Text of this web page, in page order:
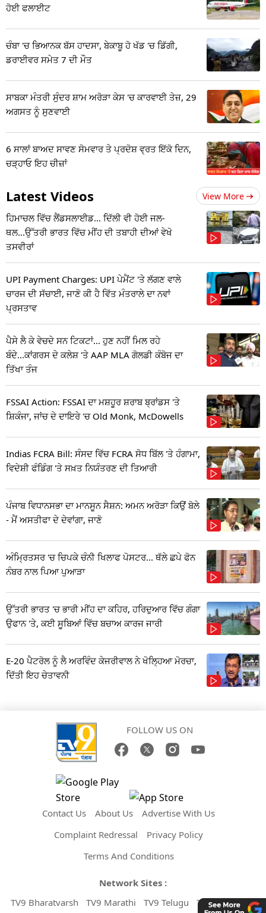
ਹੋਈ ਫਲਾਈਟ
ਚੰਬਾ 'ਚ ਭਿਆਨਕ ਬੱਸ ਹਾਦਸਾ, ਬੇਕਾਬੂ ਹੋ ਖੱਡ 'ਚ ਡਿੱਗੀ,
ਡਰਾਈਵਰ ਸਮੇਤ 7 ਦੀ ਮੌਤ
ਸਾਬਕਾ ਮੰਤਰੀ ਸੁੰਦਰ ਸ਼ਾਮ ਅਰੋੜਾ ਕੇਸ 'ਚ ਕਾਰਵਾਈ ਤੇਜ਼, 29
ਅਗਸਤ ਨੂੰ ਸੁਣਵਾਈ
6 ਸਾਲਾਂ ਬਾਅਦ ਸਾਵਣ ਸੋਮਵਾਰ ਤੇ ਪ੍ਰਦੋਸ਼ ਵ੍ਰਤ ਇੱਕੋ ਦਿਨ,
ਚੜ੍ਹਾਓ ਇਹ ਚੀਜ਼ਾਂ
Latest Videos View More
ਹਿਮਾਚਲ ਵਿੱਚ ਲੈਂਡਸਲਾਈਡ... ਦਿੱਲੀ ਵੀ ਹੋਈ ਜਲ-
ਥਲ...ਉੱਤਰੀ ਭਾਰਤ ਵਿੱਚ ਮੀਂਹ ਦੀ ਤਬਾਹੀ ਦੀਆਂ ਵੇਖੋ
ਤਸਵੀਰਾਂ
UPI Payment Charges: UPI ਪੇਮੈਂਟ 'ਤੇ ਲੱਗਣ ਵਾਲੇ
ਚਾਰਜ ਦੀ ਸੱਚਾਈ, ਜਾਣੋ ਕੀ ਹੈ ਵਿੱਤ ਮੰਤਰਾਲੇ ਦਾ ਨਵਾਂ
ਪ੍ਰਸਤਾਵ
ਪੈਸੇ ਲੈ ਕੇ ਵੇਚਦੇ ਸਨ ਟਿਕਟਾਂ... ਹੁਣ ਨਹੀਂ ਮਿਲ ਰਹੇ
ਬੰਦੇ...ਕਾਂਗਰਸ ਦੇ ਕਲੇਸ਼ 'ਤੇ AAP MLA ਗੋਲਡੀ ਕੰਬੋਜ ਦਾ
ਤਿੱਖਾ ਤੰਜ
FSSAI Action: FSSAI ਦਾ ਮਸ਼ਹੂਰ ਸ਼ਰਾਬ ਬ੍ਰਾਂਡਸ 'ਤੇ
ਸ਼ਿਕੰਜਾ, ਜਾਂਚ ਦੇ ਦਾਇਰੇ 'ਚ Old Monk, McDowells
Indias FCRA Bill: ਸੰਸਦ ਵਿੱਚ FCRA ਸੋਧ ਬਿੱਲ 'ਤੇ ਹੰਗਾਮਾ,
ਵਿਦੇਸ਼ੀ ਫੰਡਿੰਗ 'ਤੇ ਸਖ਼ਤ ਨਿਯੰਤਰਣ ਦੀ ਤਿਆਰੀ
ਪੰਜਾਬ ਵਿਧਾਨਸਭਾ ਦਾ ਮਾਨਸੂਨ ਸੈਸ਼ਨ: ਅਮਨ ਅਰੋੜਾ ਕਿਉਂ ਬੋਲੇ
- ਮੈਂ ਅਸਤੀਫਾ ਦੇ ਦੇਵਾਂਗਾ, ਜਾਣੋ
ਅੰਮ੍ਰਿਤਸਰ 'ਚ ਚਿਪਕੇ ਚੰਨੀ ਖਿਲਾਫ ਪੋਸਟਰ... ਥੱਲੇ ਛਪੇ ਫੋਨ
ਨੰਬਰ ਨਾਲ ਪਿਆ ਪੁਆੜਾ
ਉੱਤਰੀ ਭਾਰਤ 'ਚ ਭਾਰੀ ਮੀਂਹ ਦਾ ਕਹਿਰ, ਹਰਿਦੁਆਰ ਵਿੱਚ ਗੰਗਾ
ਉਫਾਨ 'ਤੇ, ਕਈ ਸੂਬਿਆਂ ਵਿੱਚ ਬਚਾਅ ਕਾਰਜ ਜਾਰੀ
E-20 ਪੈਟਰੋਲ ਨੂੰ ਲੈ ਅਰਵਿੰਦ ਕੇਜਰੀਵਾਲ ਨੇ ਖੋਲ੍ਹਿਆ ਮੋਰਚਾ,
ਦਿੱਤੀ ਇਹ ਚੇਤਾਵਨੀ
FOLLOW US ON
Contact Us About Us
Advertise With Us
Complaint Redressal
Privacy Policy
Terms And Conditions
Network Sites :
TV9 Bharatvarsh
TV9 Marathi TV9 Telugu TV9 Kannada